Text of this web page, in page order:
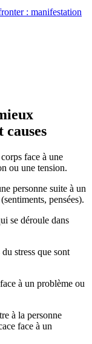
: manifestation
face à une
ou une tension.
personne suite à un
pensées).
se déroule dans
stress que sont
à un problème ou
à la personne
face à un